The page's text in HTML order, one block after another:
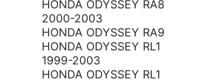
HONDA ODYSSEY RA8
2000-2003
HONDA ODYSSEY RA9
HONDA ODYSSEY RL1
1999-2003
HONDA ODYSSEY RL1